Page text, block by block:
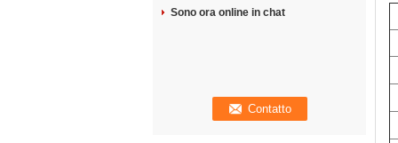
Sono ora online in chat